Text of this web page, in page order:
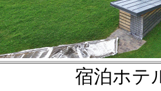
宿泊ホテ